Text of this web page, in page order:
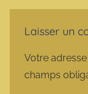
Laisser un
Votre
champs